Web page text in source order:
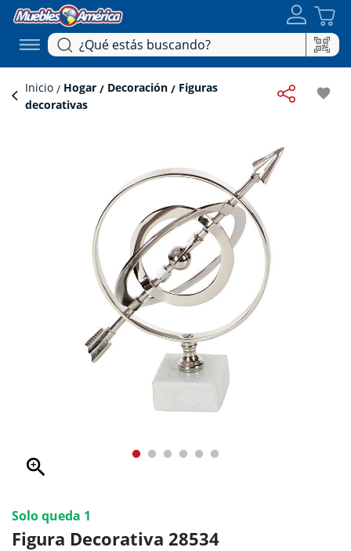
Inicio Hogar Decoración Figuras
decorativas
favorite
zoom_in
Solo queda 1
Figura Decorativa 28534